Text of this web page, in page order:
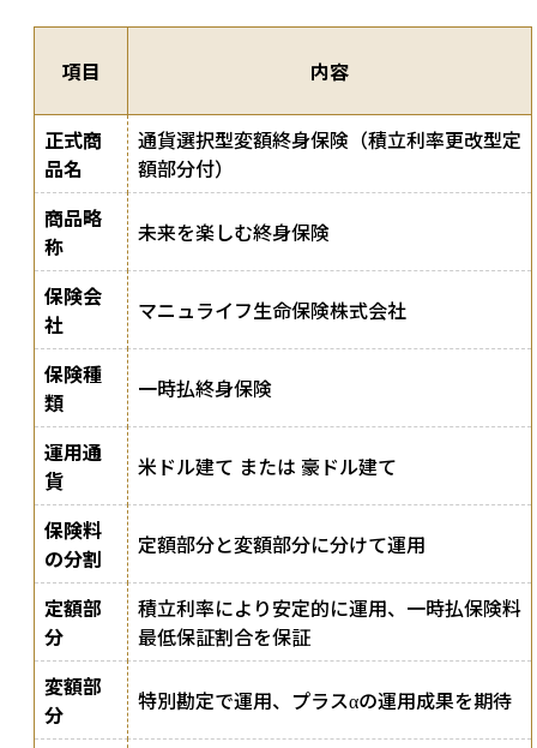
項目 内容
正式商
品名
通貨選択型変額終身保険（積立利率更改型定
額部分付）
商品略
称
未来を楽しむ終身保険
保険会
社
マニュライフ生命保険株式会社
保険種
類
一時払終身保険
運用通
貨
米ドル建て または 豪ドル建て
保険料
の分割
定額部分と変額部分に分けて運用
定額部
分
積立利率により安定的に運用、一時払保険料
最低保証割合を保証
変額部
分
特別勘定で運用、プラスαの運用成果を期待